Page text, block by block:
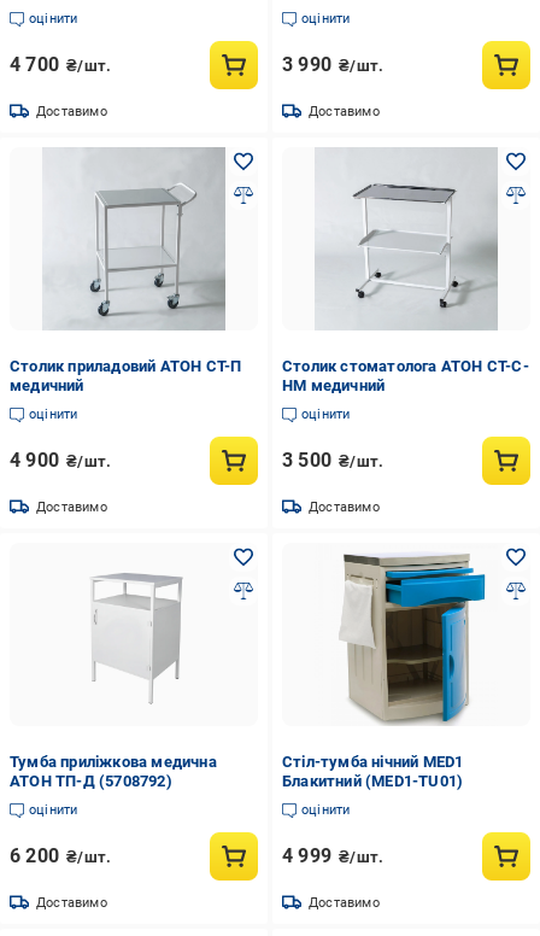
оцінити
4 700 ₴/шт.
Доставимо
оцінити
3 990 ₴/шт.
Доставимо
Столик приладовий АТОН СТ-П
медичний
оцінити
4 900 ₴/шт.
Доставимо
Столик стоматолога АТОН СТ-С-
НМ медичний
оцінити
3 500 ₴/шт.
Доставимо
Тумба приліжкова медична
АТОН ТП-Д (5708792)
оцінити
6 200 ₴/шт.
Доставимо
Стіл-тумба нічний MED1
Блакитний (MED1-TU01)
оцінити
4 999 ₴/шт.
Доставимо